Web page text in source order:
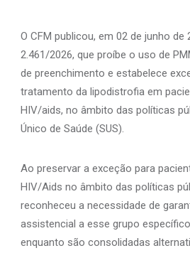
O CFM publicou, em 02 de junho de
2.461/2026, que proíbe o uso de
de preenchimento e estabelece
tratamento da lipodistrofia em
HIV/aids, no âmbito das políticas
Único de Saúde (SUS).
Ao preservar a exceção para
HIV/Aids no âmbito das políticas
reconheceu a necessidade de
assistencial a esse grupo
enquanto são consolidadas